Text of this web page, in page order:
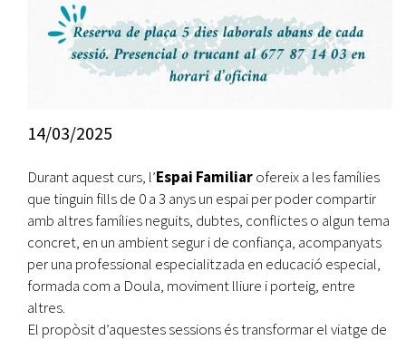
14/03/2025
Durant aquest curs, l’Espai Familiarofereix a les famílies
que tinguin fills de 0 a 3 anys un espai per poder compartir
amb altres famílies neguits, dubtes, conflictes o algun tema
concret, en un ambient segur i de confiança, acompanyats
per una professional especialitzada en educació especial,
formada com a Doula, moviment lliure i porteig, entre
altres.
El propòsit d’aquestes sessions és transformar el viatge de